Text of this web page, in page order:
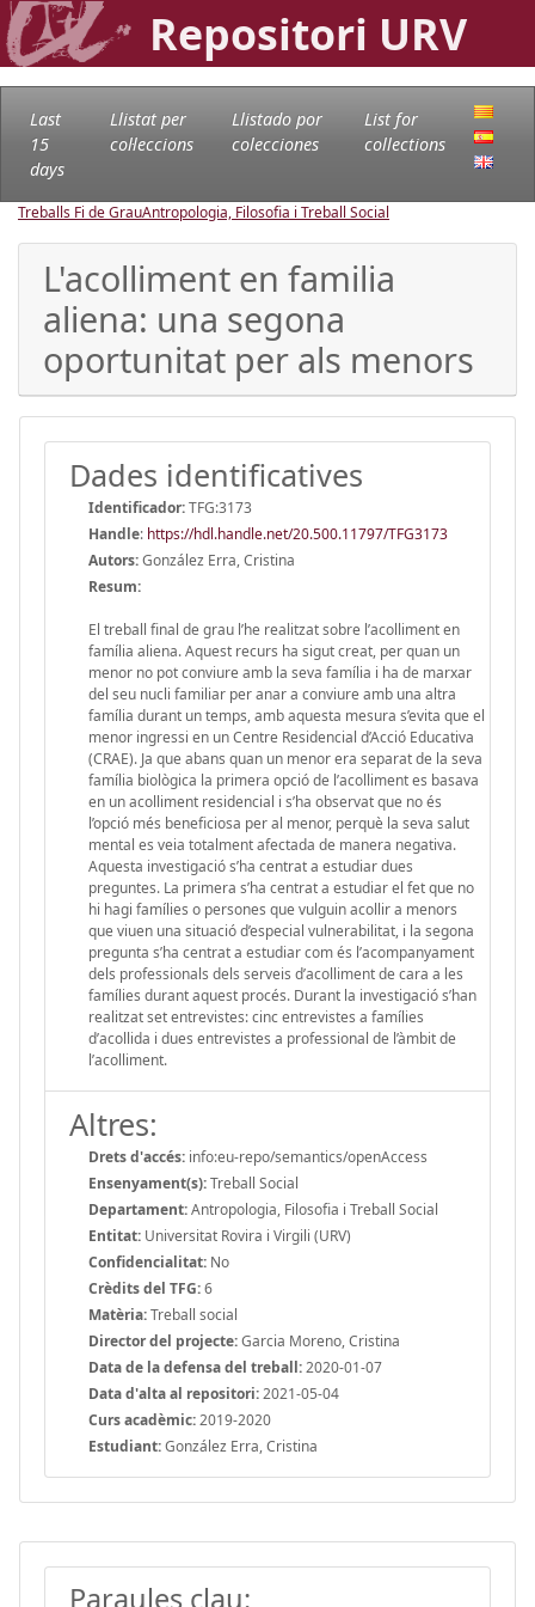
Repositori URV
Last
15
days
Llistat per
col·leccions
Llistado por
colecciones
List for
collections
Treballs Fi de GrauAntropologia, Filosofia i Treball Social
L'acolliment en familia
aliena: una segona
oportunitat per als menors
Dades identificatives
Identificador:TFG:3173
Handle: https://hdl.handle.net/20.500.11797/TFG3173
Autors:González Erra, Cristina
Resum:
El treball final de grau l’he realitzat sobre l’acolliment en
família aliena. Aquest recurs ha sigut creat, per quan un
menor no pot conviure amb la seva família i ha de marxar
del seu nucli familiar per anar a conviure amb una altra
família durant un temps, amb aquesta mesura s’evita que el
menor ingressi en un Centre Residencial d’Acció Educativa
(CRAE). Ja que abans quan un menor era separat de la seva
família biològica la primera opció de l’acolliment es basava
en un acolliment residencial i s’ha observat que no és
l’opció més beneficiosa per al menor, perquè la seva salut
mental es veia totalment afectada de manera negativa.
Aquesta investigació s’ha centrat a estudiar dues
preguntes. La primera s’ha centrat a estudiar el fet que no
hi hagi famílies o persones que vulguin acollir a menors
que viuen una situació d’especial vulnerabilitat, i la segona
pregunta s’ha centrat a estudiar com és l’acompanyament
dels professionals dels serveis d’acolliment de cara a les
famílies durant aquest procés. Durant la investigació s’han
realitzat set entrevistes: cinc entrevistes a famílies
d’acollida i dues entrevistes a professional de l’àmbit de
l’acolliment.
Altres:
Drets d'accés: info:eu-repo/semantics/openAccess
Ensenyament(s):Treball Social
Departament:Antropologia, Filosofia i Treball Social
Entitat: Universitat Rovira i Virgili (URV)
Confidencialitat: No
Crèdits del TFG:6
Matèria:Treball social
Director del projecte:Garcia Moreno, Cristina
Data de la defensa del treball:2020-01-07
Data d'alta al repositori:2021-05-04
Curs acadèmic:2019-2020
Estudiant:González Erra, Cristina
Paraules clau: